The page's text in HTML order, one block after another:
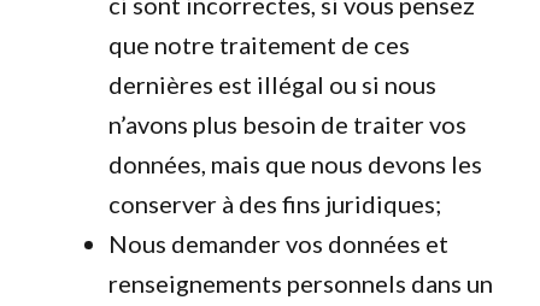
que notre traitement de ces
dernières est illégal ou si nous
n’avons plus besoin de traiter vos
données, mais que nous devons les
conserver à des fins juridiques;
Nous demander vos données et
renseignements personnels dans un